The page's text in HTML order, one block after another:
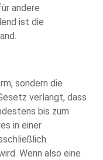
andere
ist die
sondern die
verlangt, dass
bis zum
in einer
Wenn also eine